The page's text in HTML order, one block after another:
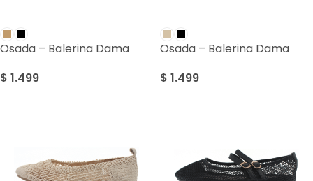
Osada – Balerina Dama
$ 1.499
Osada – Balerina Dama
$ 1.499